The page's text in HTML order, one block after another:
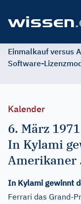
Einmalkauf versus
Software-
Kalender
6. März 1971
In Kylami
Amerikaner
In Kylami gewinnt
Ferrari das Grand-